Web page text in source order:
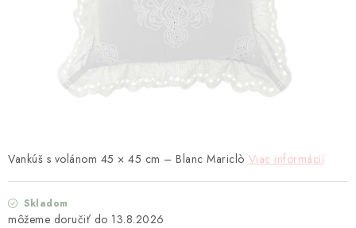
DARČEKOVÉ POUKÁŽKY
VŠETKY PRODUKTY
Vankúš s volánom 45 × 45 cm – Blanc Mariclò Viac informácií
Skladom
13.8.2026